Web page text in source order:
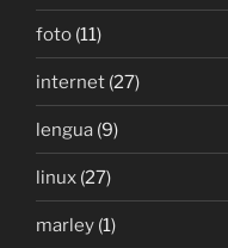
foto (11)
internet (27)
lengua (9)
linux (27)
marley (1)